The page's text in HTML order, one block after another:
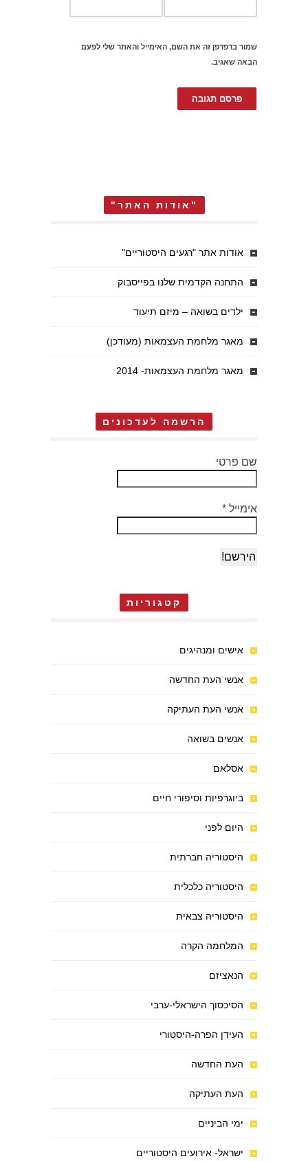
שמור בדפדפן זה את השם, האימייל והאתר שלי לפעם
הבאה שאגיב.
"אודות האתר"
אודות אתר "רגעים היסטוריים"
התחנה הקדמית שלנו בפייסבוק
ילדים בשואה – מיזם תיעוד
מאגר מלחמת העצמאות (מעודכן)
מאגר מלחמת העצמאות- 2014
הרשמה לעדכונים
שם פרטי
אימייל *
קטגוריות
אישים ומנהיגים
אנשי העת החדשה
אנשי העת העתיקה
אנשים בשואה
אסלאם
ביוגרפיות וסיפורי חיים
היום לפני
היסטוריה חברתית
היסטוריה כלכלית
היסטוריה צבאית
המלחמה הקרה
הנאציזם
הסיכסוך הישראלי-ערבי
העידן הפרה-היסטורי
העת החדשה
העת העתיקה
ימי הביניים
ישראל- אירועים היסטוריים